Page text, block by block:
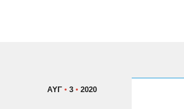
ΑΥΓ 3 2020